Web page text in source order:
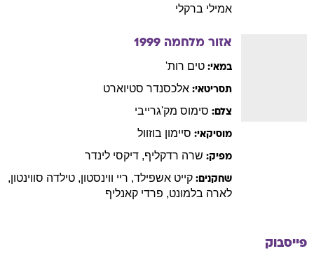
אמילי ברקלי
אזור מלחמה 1999
במאי: טים רות'
תסריטאי: אלכסנדר סטיוארט
צלם: סימוס מק'גרייבי
מוסיקאי: סיימון בוזוול
מפיק: שרה רדקליף, דיקסי לינדר
שחקנים: קייט אשפילד, ריי ווינסטון, טילדה סווינטון,
לארה בלמונט, פרדי קאנליף
פייסבוק